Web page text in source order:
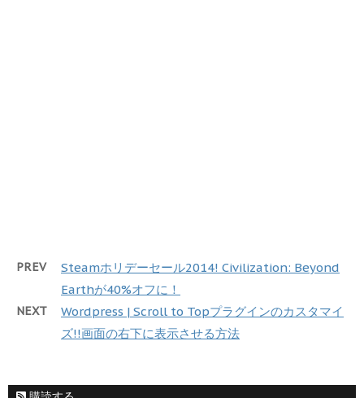
PREV
Steamホリデーセール2014! Civilization: Beyond
Earthが40%オフに！
NEXT
Wordpress | Scroll to Topプラグインのカスタマイ
ズ!!画面の右下に表示させる方法